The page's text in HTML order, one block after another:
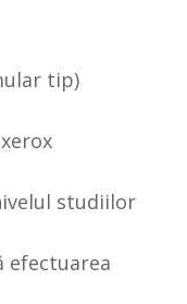
tip)
studiilor
efectuarea